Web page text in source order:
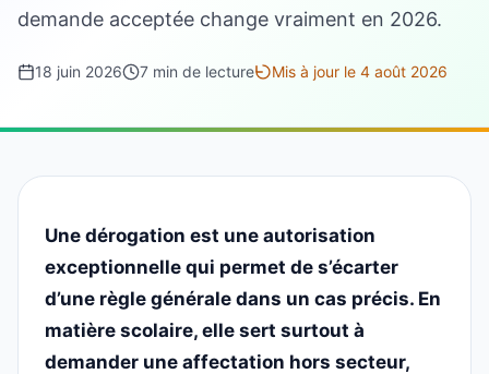
demande acceptée change vraiment en 2026.
18 juin 2026 7 min de lecture Mis à jour le 4 août 2026
Une dérogation est une autorisation
exceptionnelle qui permet de s’écarter
d’une règle générale dans un cas précis. En
matière scolaire, elle sert surtout à
demander une affectation hors secteur,